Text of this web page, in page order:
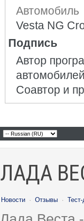
Автомобиль
Vesta NG
Подпись
Автор
Соавтор и
ЛАДА
Новости · Отзывы ·